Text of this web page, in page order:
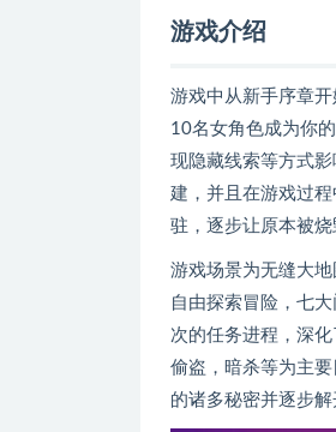
游戏介绍
游戏中从新手序章
10名女角色成为你
现隐藏线索等方式
建，并且在游戏过
驻，逐步让原本被烧
游戏场景为无缝大
自由探索冒险，七
次的任务进程，深
偷盗，暗杀等为主
的诸多秘密并逐步解